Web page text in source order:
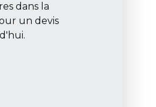
dans la
un devis